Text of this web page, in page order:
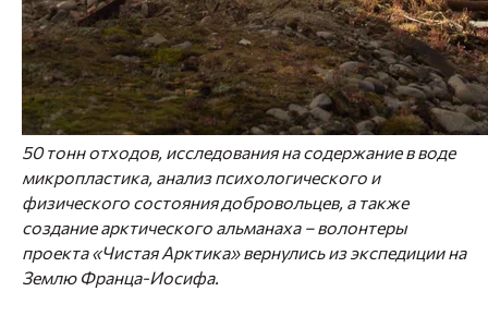
50 тонн отходов, исследования на содержание в воде
микропластика, анализ психологического и
физического состояния добровольцев, а также
создание арктического альманаха – волонтеры
проекта «Чистая Арктика» вернулись из экспедиции на
Землю Франца-Иосифа.